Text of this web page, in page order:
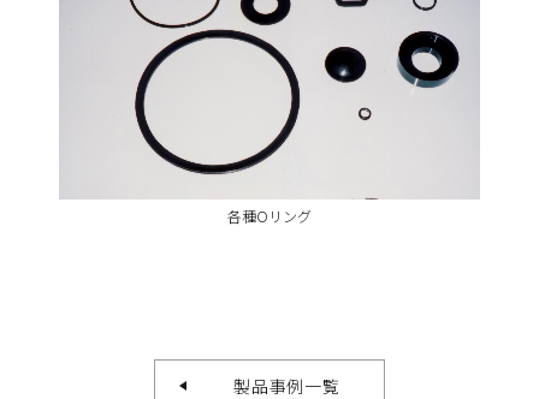
各種Oリング
製品事例一覧